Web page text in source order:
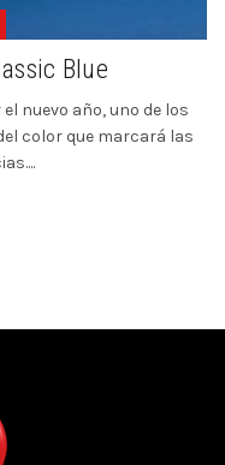
Blue
nuevo año, uno de los
color que marcará las